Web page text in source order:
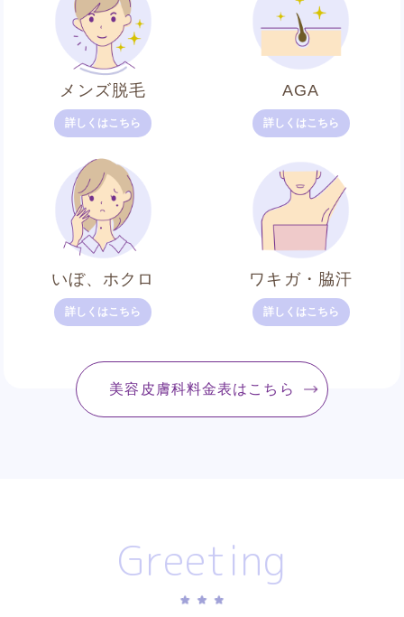
メンズ脱毛
詳しくはこちら
AGA
詳しくはこちら
いぼ、ホクロ
詳しくはこちら
ワキガ・脇汗
詳しくはこちら
美容皮膚科料金表はこちら
Greeting